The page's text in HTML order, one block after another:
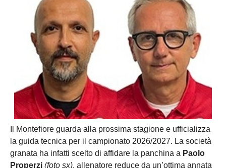
Il Montefiore guarda alla prossima stagione e ufficializza
la guida tecnica per il campionato 2026/2027. La società
granata ha infatti scelto di affidare la panchina a Paolo
Properzi (foto sx), allenatore reduce da un’ottima annata